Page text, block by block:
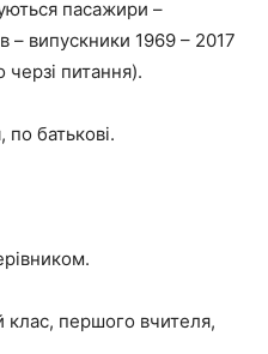
пасажири –
– випускники 1969 – 2017
черзі питання).
по батькові.
клас, першого вчителя,